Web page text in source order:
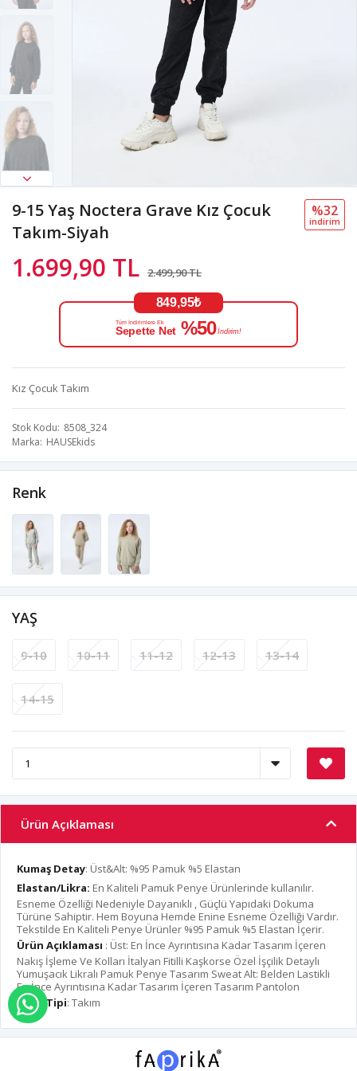
9-15 Yaş Noctera Grave Kız Çocuk
Takım-Siyah
1.699,90 TL 2.499,90 TL
%32
i̇ndi̇ri̇m
849,95₺
Tüm İndirimlere Ek
Sepette Net %50 İndirim!
Kız Çocuk Takım
Stok Kodu 8508_324
Marka HAUSEkids
Renk
YAŞ
9-10 10-11 11-12 12-13 13-14
14-15
Ürün Açıklaması
Kumaş Detay: Üst&Alt: %95 Pamuk %5 Elastan
Elastan/Likra: En Kaliteli Pamuk Penye Ürünlerinde kullanılır.
Esneme Özelliği Nedeniyle Dayanıklı , Güçlü Yapıdaki Dokuma
Türüne Sahiptir. Hem Boyuna Hemde Enine Esneme Özelliği Vardır.
Tekstilde En Kaliteli Penye Ürünler %95 Pamuk %5 Elastan İçerir.
Ürün Açıklaması : Üst: En İnce Ayrıntısına Kadar Tasarım İçeren
Nakış İşleme Ve Kolları İtalyan Fitilli Kaşkorse Özel İşçilik Detaylı
Yumuşacık Likralı Pamuk Penye Tasarım Sweat Alt: Belden Lastikli
En İnce Ayrıntısına Kadar Tasarım İçeren Tasarım Pantolon
Ürün Tipi: Takım
WHATSAPP İLE SİPARİŞ VER